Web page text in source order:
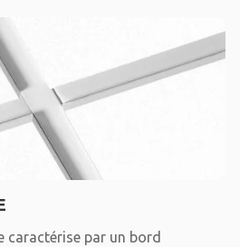
caractérise par un bord